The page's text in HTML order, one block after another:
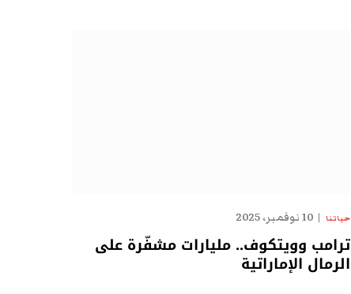
حياتنا 10 نوفمبر، 2025
ترامب وويتكوف.. مليارات مشفّرة على
الرمال الإماراتية